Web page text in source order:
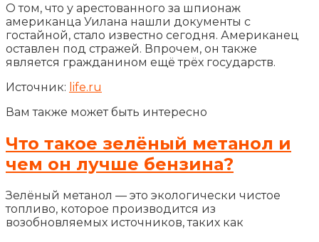
О том, что у арестованного за шпионаж
американца Уилана нашли документы с
гостайной, стало известно сегодня. Американец
оставлен под стражей. Впрочем, он также
является гражданином ещё трёх государств.
Источник: life.ru
Вам также может быть интересно
Что такое зелёный метанол и
чем он лучше бензина?
Зелёный метанол — это экологически чистое
топливо, которое производится из
возобновляемых источников, таких как